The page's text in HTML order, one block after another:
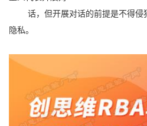
话，但开展对话的前提是不得侵
隐私。